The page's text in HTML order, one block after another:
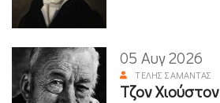
05 Αυγ 2026
ΤΈΛΗΣ ΣΑΜΑΝΤΆΣ
Τζον Χιούστον